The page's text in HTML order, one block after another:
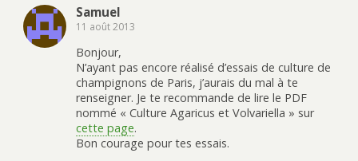
Samuel
11 août 2013
Bonjour,
N’ayant pas encore réalisé d’essais de culture de
champignons de Paris, j’aurais du mal à te
renseigner. Je te recommande de lire le PDF
nommé « Culture Agaricus et Volvariella » sur
cette page.
Bon courage pour tes essais.